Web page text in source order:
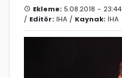
Ekleme: 5.08.2018 - 23:44
/ Editör: IHA / Kaynak: İHA